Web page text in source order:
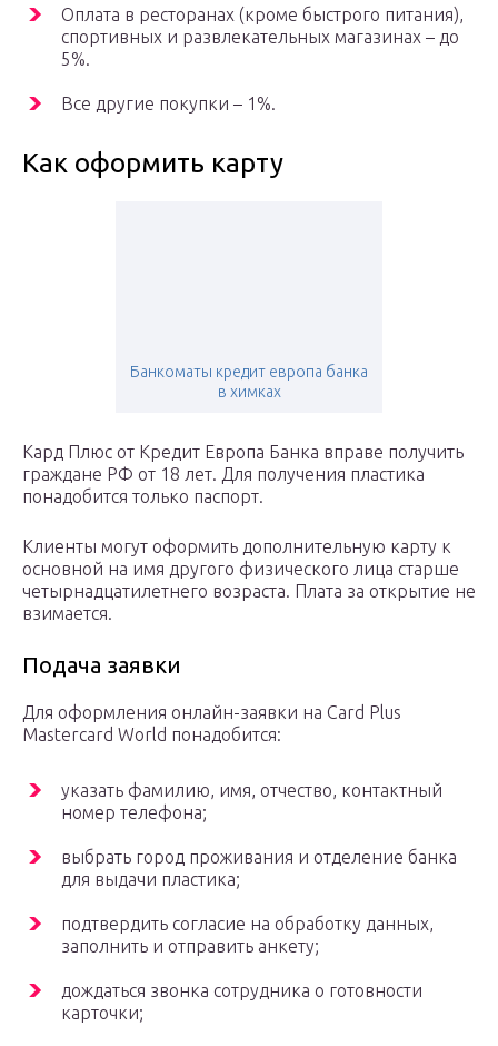
Оплата в ресторанах (кроме быстрого питания),
спортивных и развлекательных магазинах – до
5%.
Все другие покупки – 1%.
Как оформить карту
Банкоматы кредит европа банка
в химках
Кард Плюс от Кредит Европа Банка вправе получить
граждане РФ от 18 лет. Для получения пластика
понадобится только паспорт.
Клиенты могут оформить дополнительную карту к
основной на имя другого физического лица старше
четырнадцатилетнего возраста. Плата за открытие не
взимается.
Подача заявки
Для оформления онлайн-заявки на Card Plus
Mastercard World понадобится:
указать фамилию, имя, отчество, контактный
номер телефона;
выбрать город проживания и отделение банка
для выдачи пластика;
подтвердить согласие на обработку данных,
заполнить и отправить анкету;
дождаться звонка сотрудника о готовности
карточки;